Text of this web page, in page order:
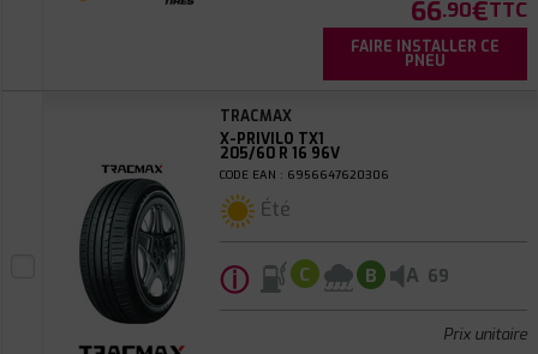
66.90€TTC
FAIRE INSTALLER CE
PNEU
TRACMAX
X-PRIVILO TX1
205/60 R 16 96V
CODE EAN : 6956647620306
Été
ⓘ C B A 69
Prix unitaire